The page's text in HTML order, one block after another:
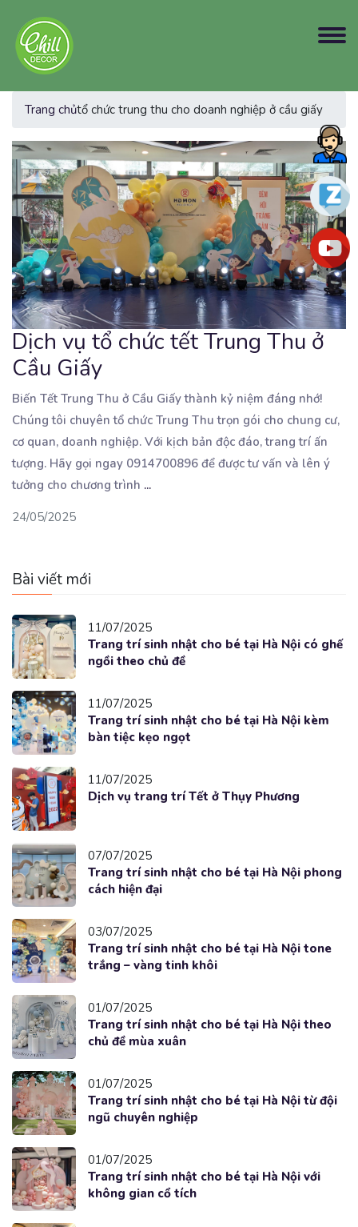
Trang chủtổ chức trung thu cho doanh nghiệp ở cầu giấy
Dịch vụ tổ chức tết Trung Thu ở
Cầu Giấy
Biến Tết Trung Thu ở Cầu Giấy thành kỷ niệm đáng nhớ!
Chúng tôi chuyên tổ chức Trung Thu trọn gói cho chung cư,
cơ quan, doanh nghiệp. Với kịch bản độc đáo, trang trí ấn
tượng. Hãy gọi ngay 0914700896 để được tư vấn và lên ý
tưởng cho chương trình ...
24/05/2025
Bài viết mới
11/07/2025
Trang trí sinh nhật cho bé tại Hà Nội có ghế
ngồi theo chủ đề
11/07/2025
Trang trí sinh nhật cho bé tại Hà Nội kèm
bàn tiệc kẹo ngọt
11/07/2025
Dịch vụ trang trí Tết ở Thụy Phương
07/07/2025
Trang trí sinh nhật cho bé tại Hà Nội phong
cách hiện đại
03/07/2025
Trang trí sinh nhật cho bé tại Hà Nội tone
trắng – vàng tinh khôi
01/07/2025
Trang trí sinh nhật cho bé tại Hà Nội theo
chủ đề mùa xuân
01/07/2025
Trang trí sinh nhật cho bé tại Hà Nội từ đội
ngũ chuyên nghiệp
01/07/2025
Trang trí sinh nhật cho bé tại Hà Nội với
không gian cổ tích